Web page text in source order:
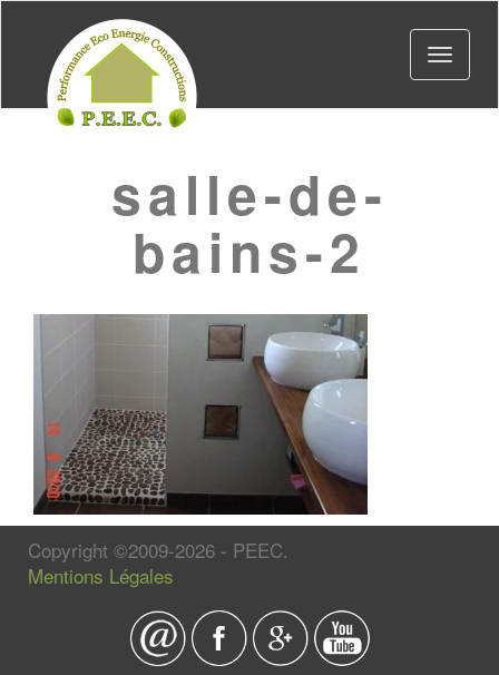
Toggle
salle-de-
bains-2
Copyright ©2009-2026 - PEEC.
Mentions Légales